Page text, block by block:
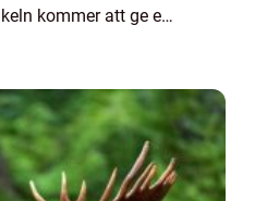
kommer att ge en